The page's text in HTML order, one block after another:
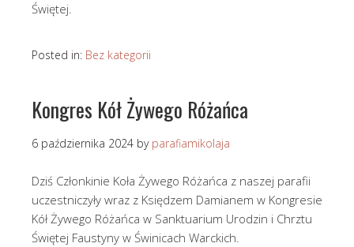
Świętej.
Posted in: Bez kategorii
Kongres Kół Żywego Różańca
6 października 2024 by parafiamikolaja
Dziś Członkinie Koła Żywego Różańca z naszej parafii
uczestniczyły wraz z Księdzem Damianem w Kongresie
Kół Żywego Różańca w Sanktuarium Urodzin i Chrztu
Świętej Faustyny w Świnicach Warckich.